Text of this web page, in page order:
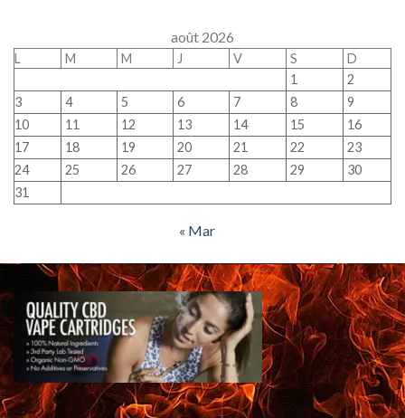
août 2026
L M M J V S
D
1
2
3
4 5 6 7 8
9
10
11 12 13 14 15
16
17
18 19 20 21 22
23
24
25 26 27 28 29
30
31
« Mar